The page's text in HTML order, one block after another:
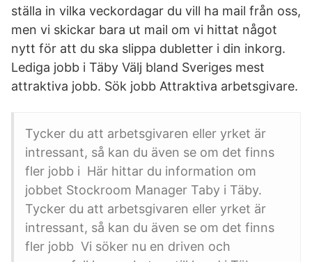
ställa in vilka veckordagar du vill ha mail från oss,
men vi skickar bara ut mail om vi hittat något
nytt för att du ska slippa dubletter i din inkorg.
Lediga jobb i Täby Välj bland Sveriges mest
attraktiva jobb. Sök jobb Attraktiva arbetsgivare.
Tycker du att arbetsgivaren eller yrket är
intressant, så kan du även se om det finns
fler jobb i Här hittar du information om
jobbet Stockroom Manager Taby i Täby.
Tycker du att arbetsgivaren eller yrket är
intressant, så kan du även se om det finns
fler jobb Vi söker nu en driven och